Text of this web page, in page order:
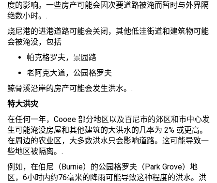
度的影响。一些房产可能会因次要道路被淹而暂时与外界隔
绝数小时。.
烧尼港的进港道路可能会关闭，其他低洼街道和建筑物可能
会被淹没，包括
帕克格罗夫，景园路
老阿克大道，公园格罗夫
鲸骨溪沿岸的房产可能会发生洪水。.
特大洪灾
在任何一年，Cooee 部分地区以及百尼市的郊区和市中心发
生可能淹没房屋和其他建筑的大洪水的几率为 2% 或更高。
在周边的农业区，大多数洪水只会影响道路。这可能导致一
些地区被隔离。.
例如，在伯尼（Burnie）的公园格罗夫（Park Grove）地
区，6小时内约76毫米的降雨可能导致这种程度的洪水。洪